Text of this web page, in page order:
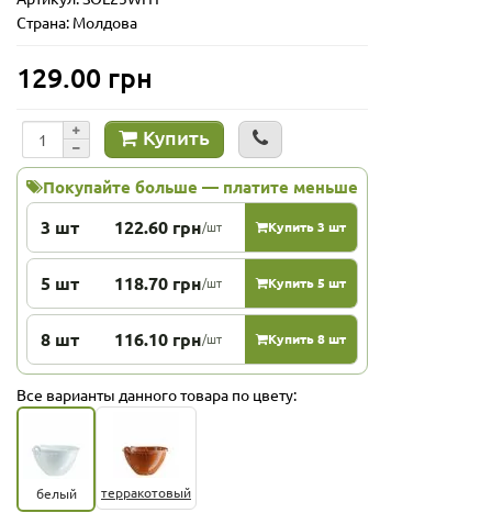
Страна: Молдова
129.00 грн
Купить
Покупайте больше — платите меньше
3 шт 122.60 грн/шт Купить 3 шт
5 шт 118.70 грн/шт Купить 5 шт
8 шт 116.10 грн/шт Купить 8 шт
Все варианты данного товара по цвету:
белый терракотовый